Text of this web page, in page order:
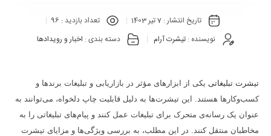
تاریخ انتشار :7 تیر 1403 تعداد بازدید : 96
نویسنده :تیشرت آرام دسته بندی : اخبار و رویدادها
تیشرت‌ تبلیغاتی یکی از ابزارهای مؤثر در بازاریابی و تبلیغات برندها و
کسب‌وکارها هستند. این تیشرت‌ها به دلیل قابلیت چاپ دلخواه، می‌توانند به
عنوان یک رسانه‌ی متحرک برای تبلیغات عمل کنند و پیام‌های تبلیغاتی را به
مخاطبان منتقل کنند. در این مطلب، به بررسی ویژگی‌ها و مزایای تیشرت